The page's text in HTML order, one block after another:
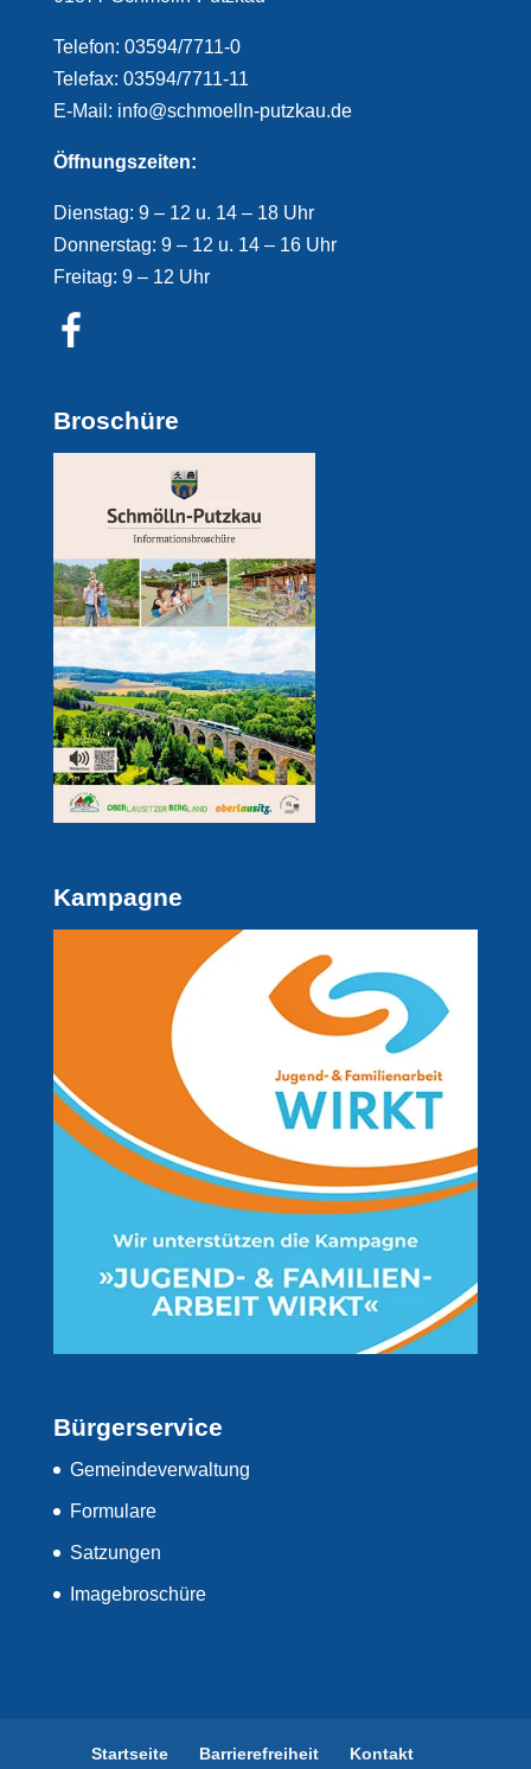
Telefon: 03594/7711-0
Telefax: 03594/7711-11
E-Mail: info@schmoelln-putzkau.de
Öffnungszeiten:
Dienstag: 9 – 12 u. 14 – 18 Uhr
Donnerstag: 9 – 12 u. 14 – 16 Uhr
Freitag: 9 – 12 Uhr
Broschüre
Kampagne
Bürgerservice
Gemeindeverwaltung
Formulare
Satzungen
Imagebroschüre
Startseite Barrierefreiheit Kontakt